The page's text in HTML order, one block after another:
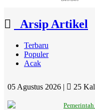
25 Januari 2024
Smngt bekerja
nya...
Bimbo
Arsip Artikel
Terbaru
Populer
Acak
05 Agustus 2026 | 25